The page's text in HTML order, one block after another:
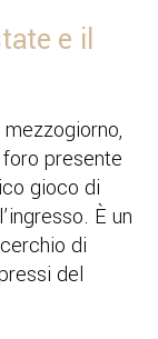
e il
presente
gioco di
È un
di
del